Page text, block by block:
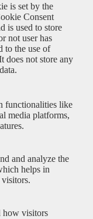
is set by the
Consent
is used to store
not user has
to the use of
does not store any
functionalities like
media platforms,
and analyze the
helps in
how visitors